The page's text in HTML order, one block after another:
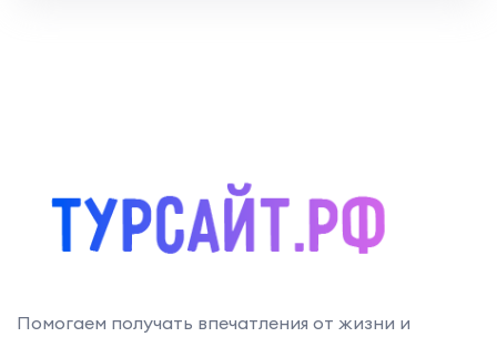
Помогаем получать впечатления от жизни и